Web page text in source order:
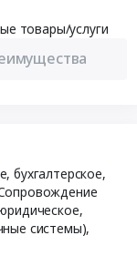
товары/услуги
бухгалтерское,
системы),